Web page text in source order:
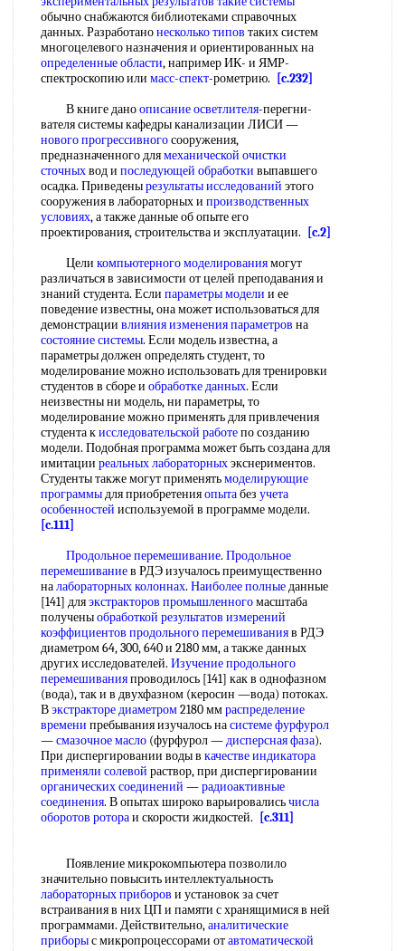
обычно снабжаются библиотеками справочных
данных. Разработанонесколько типов таких систем
многоцелевого назначения и ориентированных на
определенные области, например ИК- и ЯМР-
спектроскопию или масс-спект-рометрию.
[c.232]
В книге даноописание осветлителя-перегни-
вателя системы кафедры канализации ЛИСИ —
нового прогрессивногосооружения,
предназначенного длямеханической очистки
сточныхвод и последующей обработки выпавшего
осадка. Приведенырезультаты исследований этого
сооружения в лабораторных и производственных
условиях, а также данные об опыте его
проектирования, строительства и эксплуатации.
[c.2]
Цели компьютерного моделированиямогут
различаться в зависимости от целей преподавания и
знаний студента. Если параметры модели и ее
поведение известны, она может использоваться для
демонстрации влияния изменения параметров на
состояние системы. Если модель известна, а
параметры должен определять студент, то
моделирование можно использовать для тренировки
студентов в сборе и обработке данных. Если
неизвестны ни модель, ни параметры, то
моделирование можно применять для привлечения
студента кисследовательской работепо созданию
модели. Подобная программа может быть создана для
имитации реальных лабораторныхэкснериментов.
Студенты также могут применятьмоделирующие
программыдля приобретенияопытабез учета
особенностей используемой в программе модели.
[c.111]
Продольное перемешивание. Продольное
перемешиваниев РДЭ изучалось преимущественно
налабораторных колоннах. Наиболее полныеданные
[141] дляэкстракторов промышленногомасштаба
полученыобработкой результатов измерений
коэффициентов продольного перемешиванияв РДЭ
диаметром 64, 300, 640 и 2180 мм, а также данных
других исследователей. Изучение продольного
перемешиванияпроводилось [141] как в однофазном
(вода), так и в двухфазном (керосин —вода) потоках.
Вэкстракторе диаметром2180 ммраспределение
времени пребывания изучалось насистеме фурфурол
—смазочное масло (фурфурол —дисперсная фаза).
При диспергировании воды в качестве индикатора
применяли солевой раствор, при диспергировании
органических соединений —радиоактивные
соединения. В опытах широко варьировалисьчисла
оборотов ротораи скорости жидкостей. [c.311]
Появление микрокомпьютера позволило
значительно повысить интеллектуальность
лабораторных приборов и установок за счет
встраивания в них ЦП и памяти с хранящимися в ней
программами. Действительно,аналитические
приборыс микропроцессорами отавтоматической